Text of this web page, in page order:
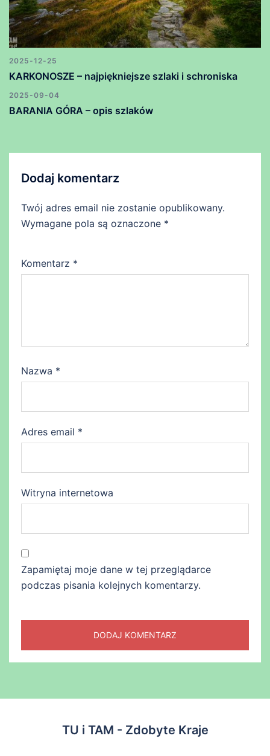
2025-12-25
KARKONOSZE – najpiękniejsze szlaki i schroniska
2025-09-04
BARANIA GÓRA – opis szlaków
Dodaj komentarz
Twój adres email nie zostanie opublikowany.
Wymagane pola są oznaczone *
Komentarz *
Nazwa *
Adres email *
Witryna internetowa
Zapamiętaj moje dane w tej przeglądarce
podczas pisania kolejnych komentarzy.
TU i TAM - Zdobyte Kraje